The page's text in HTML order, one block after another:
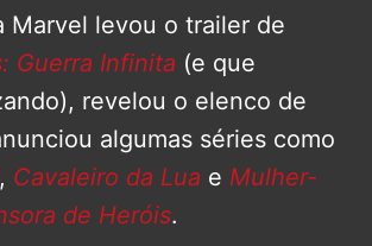
Marvel levou o trailer de
Guerra Infinita (e que
revelou o elenco de
algumas séries como
, Cavaleiro da Lua e Mulher-
de Heróis.